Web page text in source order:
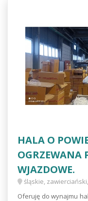
HALA O
OGRZEWANA
WJAZDOWE.
śląskie,
Oferuję do wynajmu